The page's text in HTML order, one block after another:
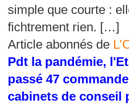
simple que courte :
fichtrement rien. […]
Article abonnés de
Pdt la pandémie,
passé 47
cabinets de conseil